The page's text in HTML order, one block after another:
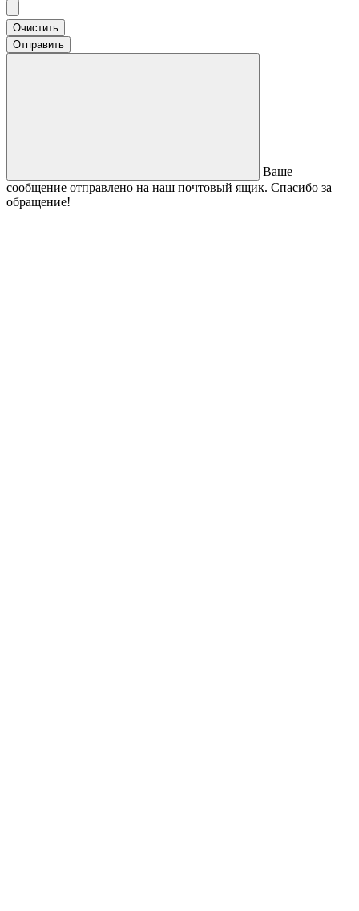
Очистить
Отправить
Ваше
сообщение отправлено на наш почтовый ящик. Спасибо за
обращение!